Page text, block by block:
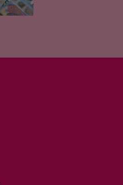
de frein sur le